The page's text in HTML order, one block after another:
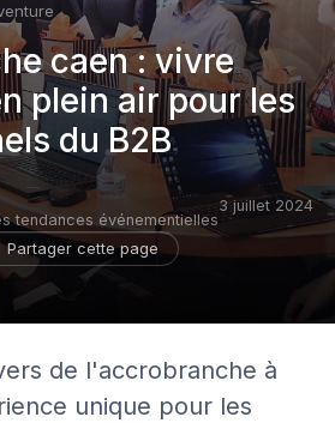
caen : vivre
plein air pour les
du B2B
tendances événementielles
3 juillet 2024
Partager cette page
de l'accrobranche à
unique pour les